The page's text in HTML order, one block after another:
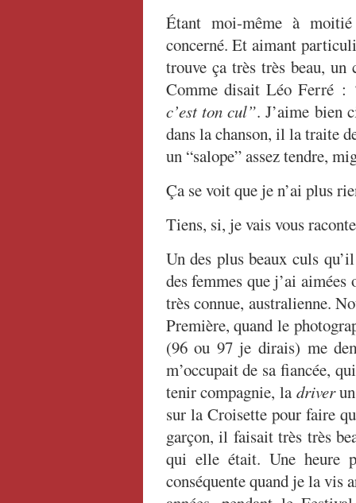
Étant moi-même à
concerné. Et aimant
trouve ça très très beau, un
Comme disait Léo Ferré :
c’est ton cul”. J’aime bien
dans la chanson, il la traite
un “salope” assez tendre,
Ça se voit que je n’ai plus
Tiens, si, je vais vous
Un des plus beaux culs
des femmes que j’ai
très connue, australienne.
Première, quand le
(96 ou 97 je dirais) me
m’occupait de sa fiancée,
tenir compagnie, ladriverun
sur la Croisette pour faire
garçon, il faisait très très
qui elle était. Une heure
conséquente quand je la vis